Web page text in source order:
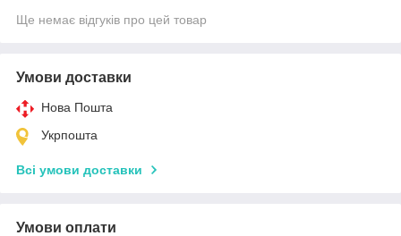
Ще немає відгуків про цей товар
Умови доставки
Нова Пошта
Укрпошта
Всі умови доставки
Умови оплати